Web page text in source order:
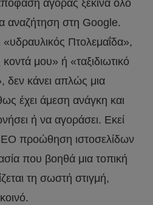
αγοράς ξεκινά όλο
αναζήτηση στη Google.
Πτολεμαΐδα»,
μου» ή «ταξιδιωτικό
δεν κάνει απλώς μια
έχει άμεση ανάγκη και
ή να αγοράσει. Εκεί
προώθηση ιστοσελίδων
που βοηθά μια τοπική
τη σωστή στιγμή,